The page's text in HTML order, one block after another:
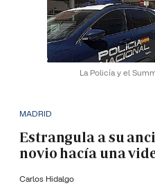
La Policía y el
MADRID
Estrangula a su
novio hacía una
Carlos Hidalgo